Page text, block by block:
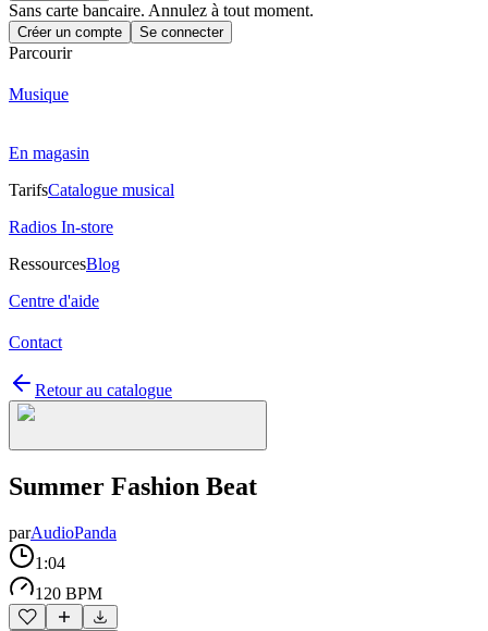
Sans carte bancaire. Annulez à tout moment.
Créer un compte Se connecter
Parcourir
Musique
En magasin
TarifsCatalogue musical
Radios In-store
RessourcesBlog
Centre d'aide
Contact
Retour au catalogue
Summer Fashion Beat
parAudioPanda
1:04
120 BPM